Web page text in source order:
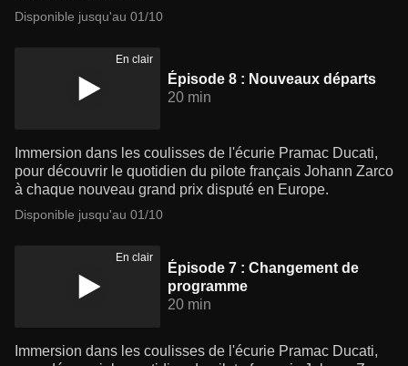
Disponible jusqu'au 01/10
En clair
Épisode 8 : Nouveaux départs
20 min
Immersion dans les coulisses de l'écurie Pramac Ducati,
pour découvrir le quotidien du pilote français Johann Zarco
à chaque nouveau grand prix disputé en Europe.
Disponible jusqu'au 01/10
En clair
Épisode 7 : Changement de
programme
20 min
Immersion dans les coulisses de l'écurie Pramac Ducati,